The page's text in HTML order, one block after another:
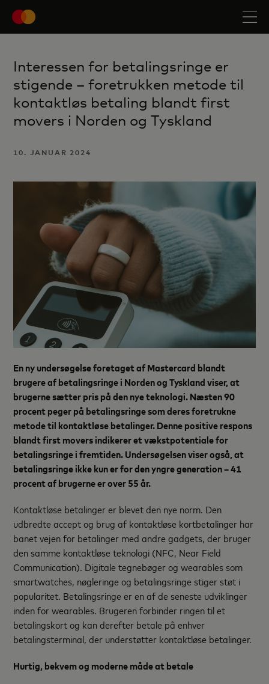
Interessen for betalingsringe er
stigende – foretrukken metode til
kontaktløs betaling blandt first
movers i Norden og Tyskland
10. JANUAR 2024
En ny undersøgelse foretaget af Mastercard blandt
brugere af betalingsringe i Norden og Tyskland viser, at
brugerne sætter pris på den nye teknologi. Næsten 90
procent peger på betalingsringe som deres foretrukne
metode til kontaktløse betalinger. Denne positive respons
blandt first movers indikerer et vækstpotentiale for
betalingsringe i fremtiden. Undersøgelsen viser også, at
betalingsringe ikke kun er for den yngre generation – 41
procent af brugerne er over 55 år.
Kontaktløse betalinger er blevet den nye norm. Den
udbredte accept og brug af kontaktløse kortbetalinger har
banet vejen for betalinger med andre gadgets, der bruger
den samme kontaktløse teknologi (NFC, Near Field
Communication). Digitale tegnebøger og wearables som
smartwatches, nøgleringe og betalingsringe stiger støt i
popularitet. Betalingsringe er en af de seneste udviklinger
inden for wearables. Brugeren forbinder ringen til et
betalingskort og kan derefter betale på enhver
betalingsterminal, der understøtter kontaktløse betalinger.
Hurtig, bekvem og moderne måde at betale